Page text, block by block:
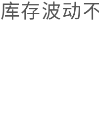
存波动